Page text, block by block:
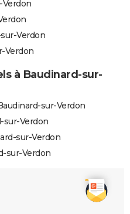
Verdon
Verdon
Verdon
à Baudinard-sur-
sur-Verdon
sur-Verdon
sur-Verdon
sur-Verdon